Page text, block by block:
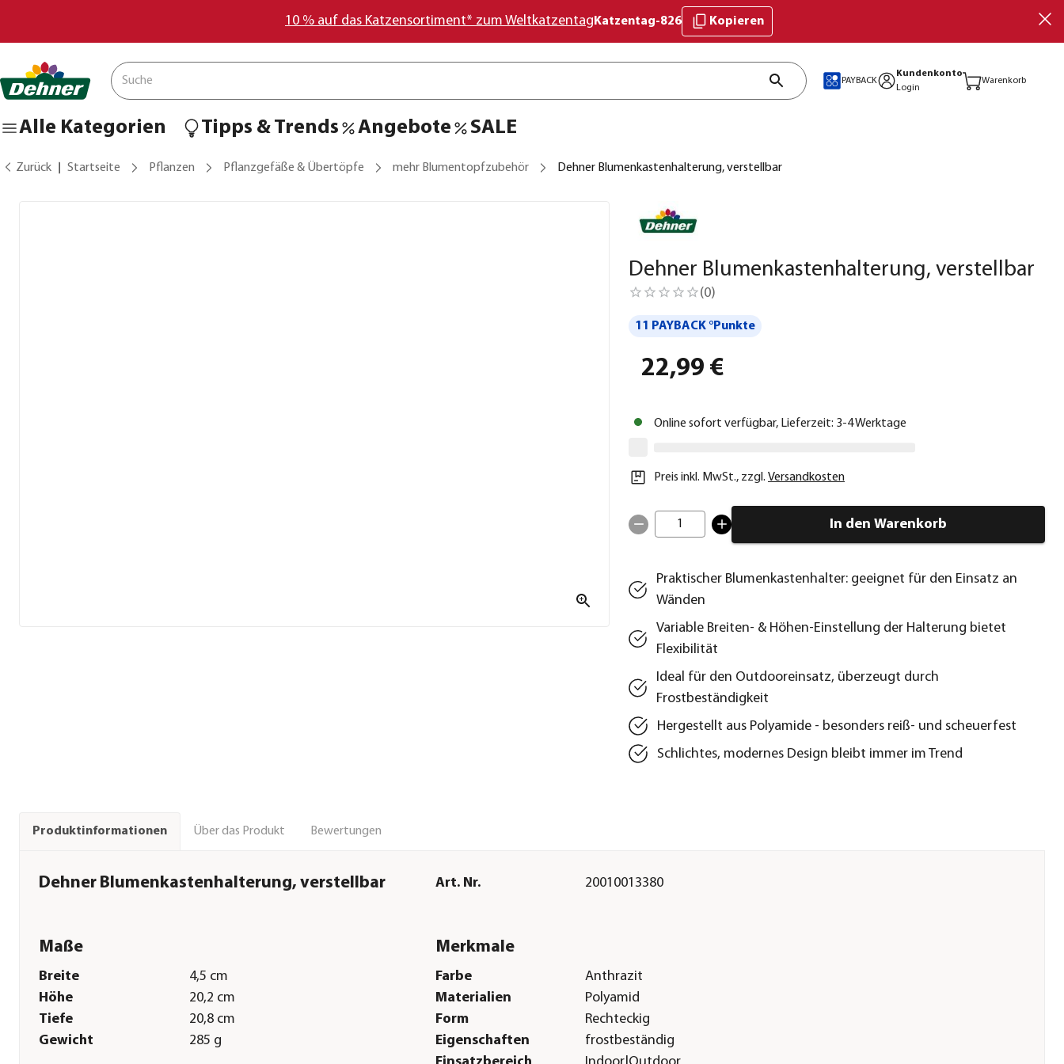
10 % auf das Katzensortiment* zum Weltkatzentag Katzentag-826 Kopieren
PAYBACK
Kundenkonto
Login
Warenkorb
Alle Kategorien Tipps & Trends Angebote SALE
Zurück Startseite Pflanzen Pflanzgefäße & Übertöpfe mehr Blumentopfzubehör Dehner Blumenkastenhalterung, verstellbar
Dehner Blumenkastenhalterung, verstellbar
(0)
11 PAYBACK °Punkte
22,99 €
Online sofort verfügbar, Lieferzeit: 3-4 Werktage
Preis inkl. MwSt., zzgl. Versandkosten
1 In den Warenkorb
Praktischer Blumenkastenhalter: geeignet für den Einsatz an
Wänden
Variable Breiten- & Höhen-Einstellung der Halterung bietet
Flexibilität
Ideal für den Outdooreinsatz, überzeugt durch
Frostbeständigkeit
Hergestellt aus Polyamide - besonders reiß- und scheuerfest
Schlichtes, modernes Design bleibt immer im Trend
Produktinformationen Über das Produkt Bewertungen
Dehner Blumenkastenhalterung, verstellbar Art. Nr. 20010013380
Maße
Breite
4,5 cm
Höhe
20,2 cm
Tiefe
20,8 cm
Gewicht
285 g
Merkmale
Farbe
Anthrazit
Materialien
Polyamid
Form
Rechteckig
Eigenschaften
frostbeständig